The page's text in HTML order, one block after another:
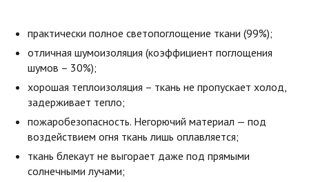
практически полное светопоглощение ткани (99%);
отличная шумоизоляция (коэффициент поглощения
шумов – 30%);
хорошая теплоизоляция – ткань не пропускает холод,
задерживает тепло;
пожаробезопасность. Негорючий материал — под
воздействием огня ткань лишь оплавляется;
ткань блекаут не выгорает даже под прямыми
солнечными лучами;